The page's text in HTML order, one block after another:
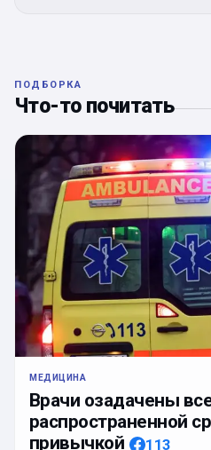
ПОДБОРКА
Что-то почитать
МЕДИЦИНА
Врачи озадачены
распространенной
привычкой
113